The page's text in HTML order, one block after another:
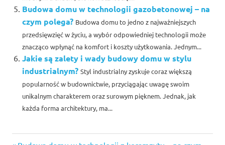
Budowa domu w technologii gazobetonowej – na
czym polega? Budowa domu to jedno z najważniejszych
przedsięwzięć w życiu, a wybór odpowiedniej technologii może
znacząco wpłynąć na komfort i koszty użytkowania. Jednym...
Jakie są zalety i wady budowy domu w stylu
industrialnym? Styl industrialny zyskuje coraz większą
popularność w budownictwie, przyciągając uwagę swoim
unikalnym charakterem oraz surowym pięknem. Jednak, jak
każda forma architektury, ma...